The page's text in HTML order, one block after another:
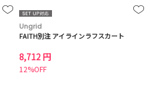
Ungrid
FAITH別注 アイラインラフスカート
8,712 円
12%OFF